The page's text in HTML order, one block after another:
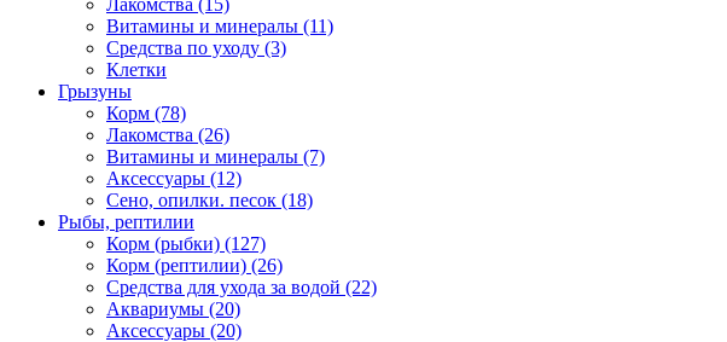
Лакомства (15)
Витамины и минералы (11)
Средства по уходу (3)
Клетки
Грызуны
Корм (78)
Лакомства (26)
Витамины и минералы (7)
Аксессуары (12)
Сено, опилки. песок (18)
Рыбы, рептилии
Корм (рыбки) (127)
Корм (рептилии) (26)
Средства для ухода за водой (22)
Аквариумы (20)
Аксессуары (20)